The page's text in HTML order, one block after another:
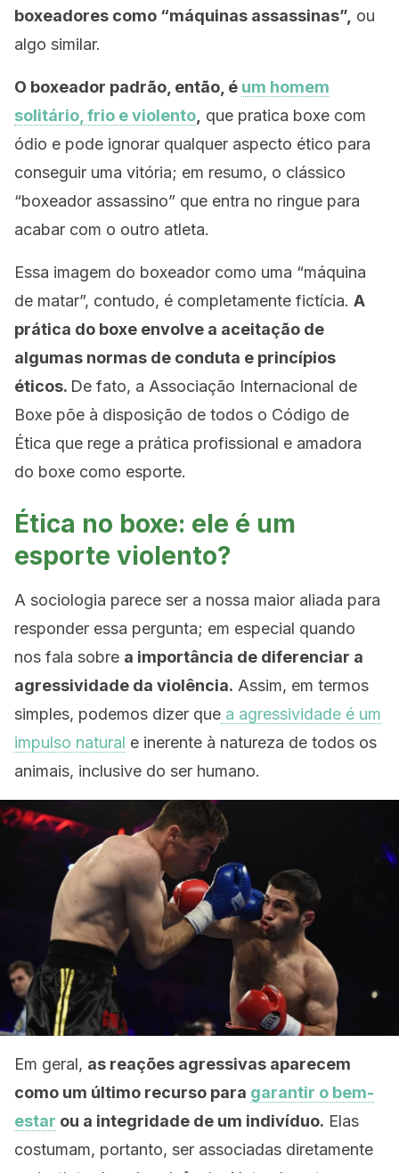
boxeadores como “máquinas assassinas”, ou
algo similar.
O boxeador padrão, então, é um homem
solitário, frio e violento que pratica boxe com
ódio e pode ignorar qualquer aspecto ético para
conseguir uma vitória; em resumo, o clássico
“boxeador assassino” que entra no ringue para
acabar com o outro atleta.
Essa imagem do boxeador como uma “máquina
de matar”, contudo, é completamente fictícia. A
prática do boxe envolve a aceitação de
algumas normas de conduta e princípios
éticos. De fato, a Associação Internacional de
Boxe põe à disposição de todos o Código de
Ética que rege a prática profissional e amadora
do boxe como esporte.
Ética no boxe: ele é um
esporte violento?
A sociologia parece ser a nossa maior aliada para
responder essa pergunta; em especial quando
nos fala sobre a importância de diferenciar a
agressividade da violência. Assim, em termos
simples, podemos dizer que a agressividade é um
impulso natural e inerente à natureza de todos os
animais, inclusive do ser humano.
Em geral, as reações agressivas aparecem
como um último recurso para garantir o bem-
estar ou a integridade de um indivíduo. Elas
costumam, portanto, ser associadas diretamente